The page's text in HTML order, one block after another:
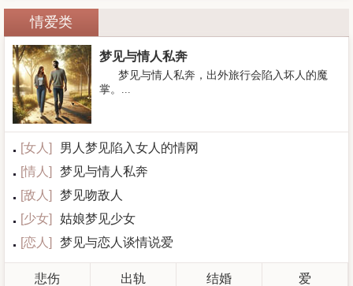
情爱类
梦见与情人私奔
梦见与情人私奔，出外旅行会陷入坏人的魔
掌。...
[女人 ]
男人梦见陷入女人的情网
[情人 ]
梦见与情人私奔
[敌人 ]
梦见吻敌人
[少女]
姑娘梦见少女
[恋人 ] 梦见与恋人谈情说爱
悲伤 出轨 结婚 爱